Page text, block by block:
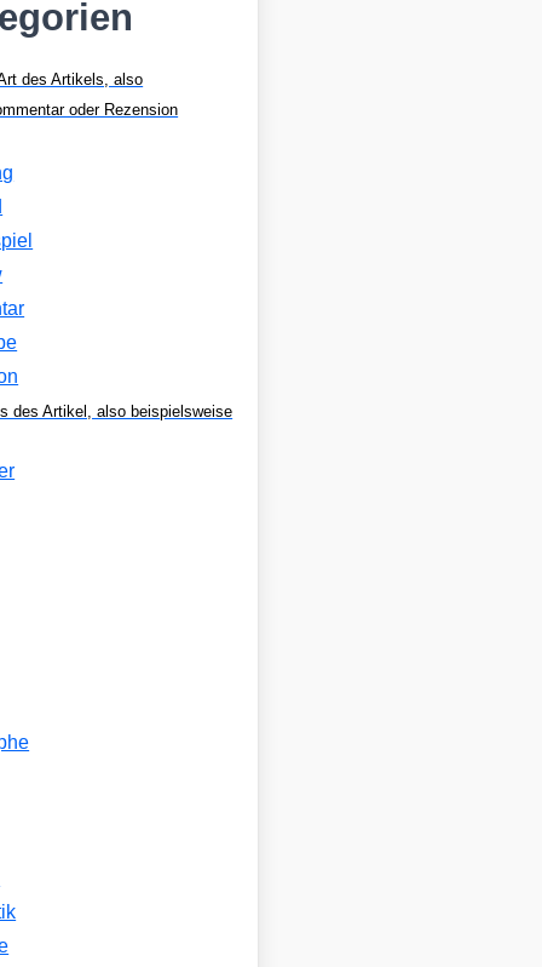
des Artikels, also
oder Rezension
des Artikel, also beispielsweise